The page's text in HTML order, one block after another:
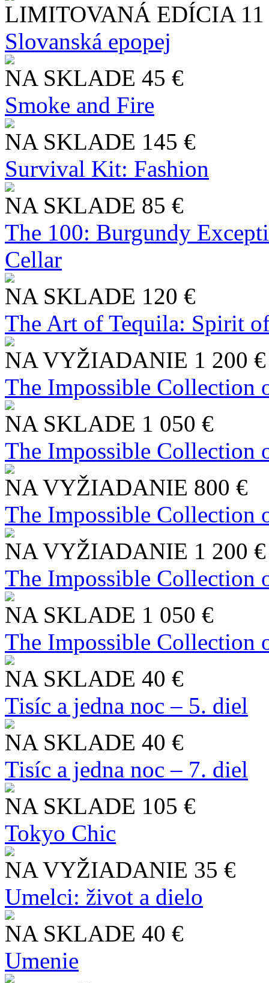
LIMITOVANÁ EDÍCIA
Slo​vanská epopej
NA SKLADE 45 €
Smoke and Fire
NA SKLADE 145 €
Survival Kit: Fashion
NA SKLADE 85 €
The 100: Burgundy
Cellar
NA SKLADE 120 €
The Art of Tequila: Spirit
NA VYŽIADANIE 1 200 €
The Impossible Collection
NA SKLADE 1 050 €
The Impossible Collection
NA VYŽIADANIE 800 €
The Impossible Collection
NA VYŽIADANIE 1 200 €
The Impossible Collection
NA SKLADE 1 050 €
The Impossible Collection
NA SKLADE 40 €
Tisíc a jedna noc – 5. diel
NA SKLADE 40 €
Tisíc a jedna noc – 7. diel
NA SKLADE 105 €
Tokyo Chic
NA VYŽIADANIE 35 €
Umelci: život a dielo
NA SKLADE 40 €
Umenie